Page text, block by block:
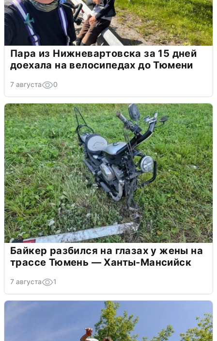
Пара из Нижневартовска за 15 дней
доехала на велосипедах до Тюмени
7 августа 0
Байкер разбился на глазах у жены на
трассе Тюмень — Ханты-Мансийск
7 августа 1